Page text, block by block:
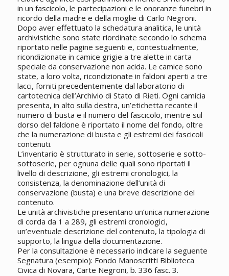
in un fascicolo, le partecipazioni e le onoranze funebri in
ricordo della madre e della moglie di Carlo Negroni.
Dopo aver effettuato la schedatura analitica, le unità
archivistiche sono state riordinate secondo lo schema
riportato nelle pagine seguenti e, contestualmente,
ricondizionate in camice grigie a tre alette in carta
speciale da conservazione non acida. Le camice sono
state, a loro volta, ricondizionate in faldoni aperti a tre
lacci, forniti precedentemente dal laboratorio di
cartotecnica dell’Archivio di Stato di Rieti. Ogni camicia
presenta, in alto sulla destra, un’etichetta recante il
numero di busta e il numero del fascicolo, mentre sul
dorso del faldone è riportato il nome del fondo, oltre
che la numerazione di busta e gli estremi dei fascicoli
contenuti.
L’inventario è strutturato in serie, sottoserie e sotto-
sottoserie, per ognuna delle quali sono riportati il
livello di descrizione, gli estremi cronologici, la
consistenza, la denominazione dell’unità di
conservazione (busta) e una breve descrizione del
contenuto.
Le unità archivistiche presentano un’unica numerazione
di corda da 1 a 289, gli estremi cronologici,
un’eventuale descrizione del contenuto, la tipologia di
supporto, la lingua della documentazione.
Per la consultazione è necessario indicare la seguente
Segnatura (esempio): Fondo Manoscritti Biblioteca
Civica di Novara, Carte Negroni, b. 336 fasc. 3.